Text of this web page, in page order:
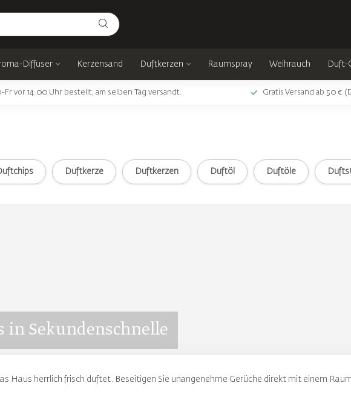
Diffuser Kerzensand Duftkerzen Raumspray Weihrauch Duft-
Fr vor 14.00 Uhr bestellt, am selben Tag versandt. Gratis Versand ab 50 €
Duftkerze Duftkerzen Duftöl Duftöle
in Sekundenschnelle
Haus herrlich frisch duftet. Beseitigen Sie unangenehme Gerüche direkt mit einem